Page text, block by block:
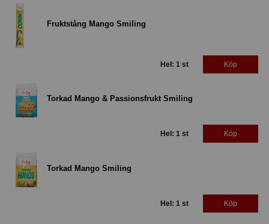
Fruktstång Mango Smiling
Hel: 1 st Köp
Torkad Mango & Passionsfrukt Smiling
Hel: 1 st Köp
Torkad Mango Smiling
Hel: 1 st Köp